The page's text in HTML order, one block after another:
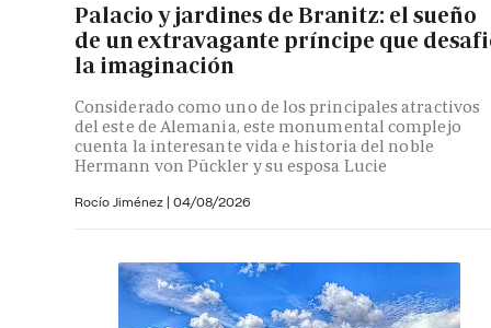
Palacio y jardines de Branitz: el sueño
de un extravagante príncipe que
la imaginación
Considerado como uno de los principales atractivos
del este de Alemania, este monumental complejo
cuenta la interesante vida e historia del noble
Hermann von Pückler y su esposa Lucie
Rocío Jiménez | 04/08/2026